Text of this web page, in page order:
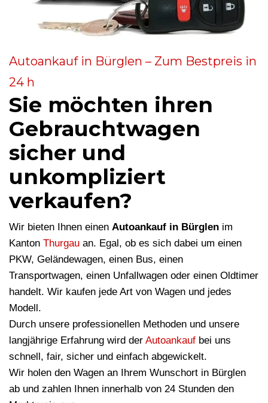
Autoankauf in Bürglen – Zum Bestpreis in
24 h
Sie möchten ihren
Gebrauchtwagen
sicher und
unkompliziert
verkaufen?
Wir bieten Ihnen einen Autoankauf in Bürglen im
Kanton Thurgau an. Egal, ob es sich dabei um einen
PKW, Geländewagen, einen Bus, einen
Transportwagen, einen Unfallwagen oder einen Oldtimer
handelt. Wir kaufen jede Art von Wagen und jedes
Modell.
Durch unsere professionellen Methoden und unsere
langjährige Erfahrung wird der Autoankauf bei uns
schnell, fair, sicher und einfach abgewickelt.
Wir holen den Wagen an Ihrem Wunschort in Bürglen
ab und zahlen Ihnen innerhalb von 24 Stunden den